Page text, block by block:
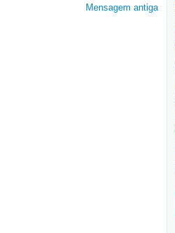
Mensagem antiga